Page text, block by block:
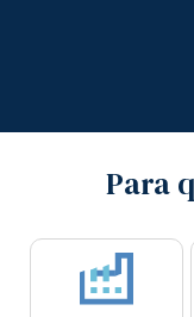
Para